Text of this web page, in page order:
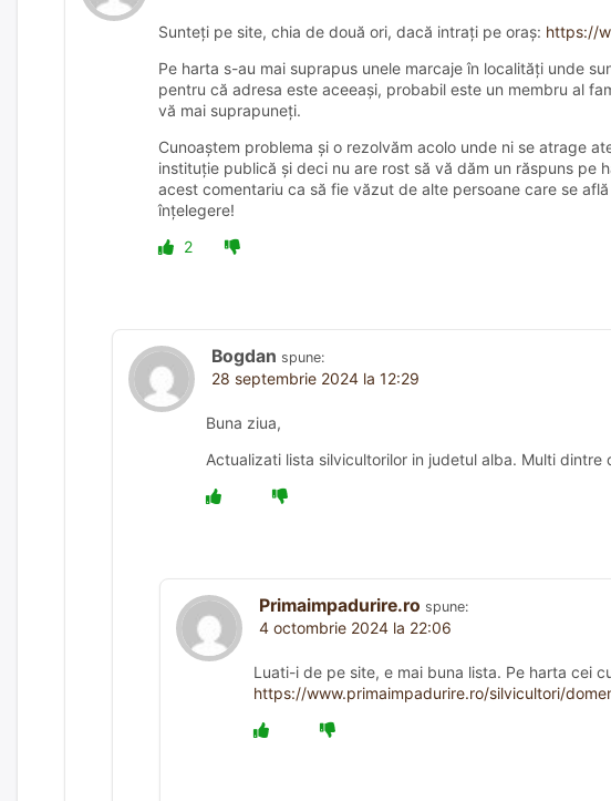
Sunteți pe site, chia de două ori, dacă intrați pe oraș: https://
Pe harta s-au mai suprapus unele marcaje în localități unde
pentru că adresa este aceeași, probabil este un membru al
vă mai suprapuneți.
Cunoaștem problema și o rezolvăm acolo unde ni se atrage
instituție publică și deci nu are rost să vă dăm un răspuns
acest comentariu ca să fie văzut de alte persoane care se
înțelegere!
2
Bogdan spune:
28 septembrie 2024 la 12:29
Buna ziua,
Actualizati lista silvicultorilor in judetul alba. Multi dintre
Primaimpadurire.ro spune:
4 octombrie 2024 la 22:06
Luati-i de pe site, e mai buna lista. Pe harta cei
https://www.primaimpadurire.ro/silvicultori/